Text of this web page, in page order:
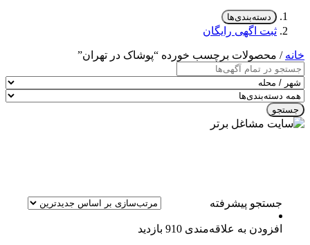
دسته‌بندی‌ها
ثبت اگهی رایگان
خانه / محصولات برچسب خورده “پوشاک در تهران”
جستجو
جستجو پیشرفته
افزودن به علاقه‌مندی 910 بازدید